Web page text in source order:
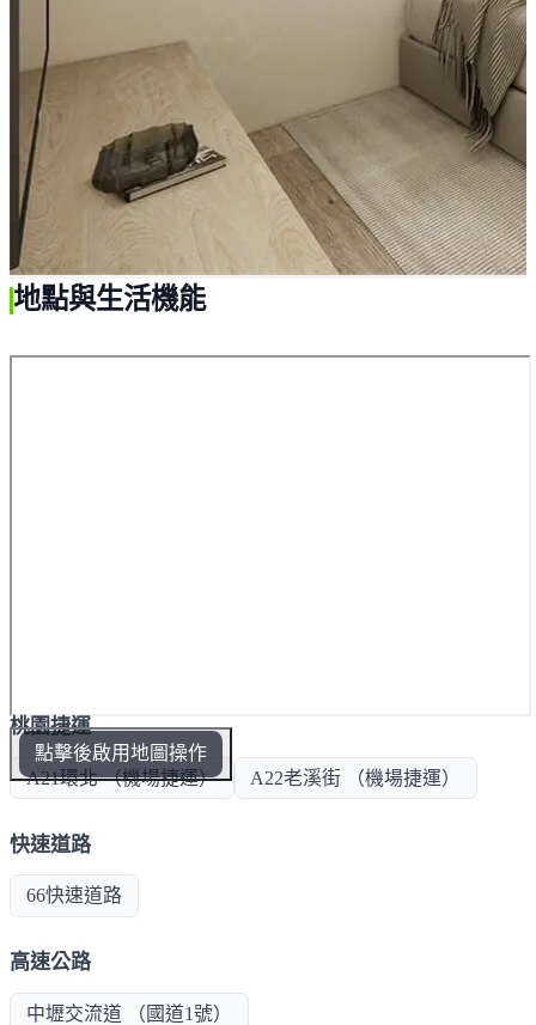
地點與生活機能
點擊後啟用地圖操作
桃園捷運
A21環北 （機場捷運） A22老溪街 （機場捷運）
快速道路
66快速道路
高速公路
中壢交流道 （國道1號）